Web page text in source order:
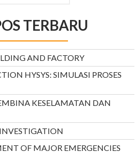
TERBARU
AND FACTORY
HYSYS: SIMULASI PROSES
KESELAMATAN DAN
OF MAJOR EMERGENCIES